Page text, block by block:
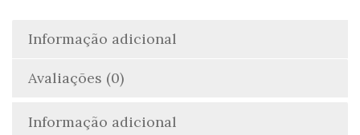
Informação adicional
Avaliações (0)
Informação adicional